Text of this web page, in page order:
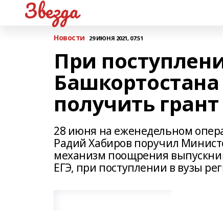
Звезда
Новости 29 ИЮНЯ 2021, 07:51
При
получить
28 июня на еженедельном
Радий Хабиров поручил
механизм поощрения
ЕГЭ, при поступлении в вузы